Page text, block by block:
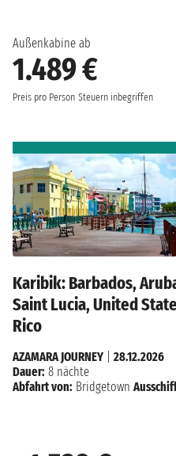
Außenkabine ab
1.489 €
Preis pro Person Steuern inbegriffen
Karibik: Barbados,
Saint Lucia, United
Rico
AZAMARA JOURNEY
28.12.2026
Dauer: 8 nächte
Abfahrt von: Bridgetown